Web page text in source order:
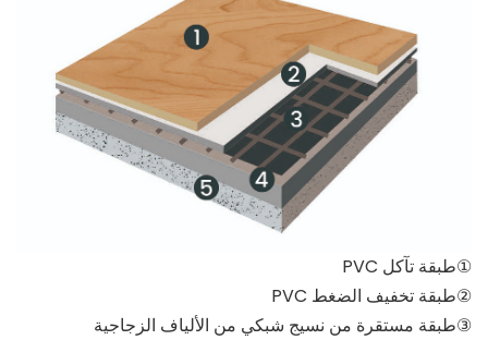
①طبقة تآكل PVC
②طبقة تخفيف الضغط PVC
③طبقة مستقرة من نسيج شبكي من الألياف الزجاجية